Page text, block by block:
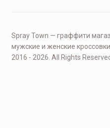
Spray Town — граффити
мужские и женские
2016 - 2026. All Rights